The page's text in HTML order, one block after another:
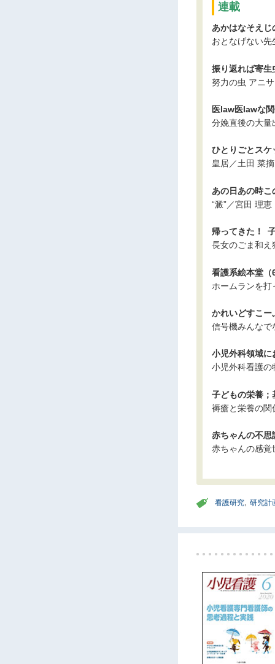
連載
あかはなそえじ
おとなげない先
振り返れば寄生
努力の虫 アニ
医law医lawな
分娩直後の大量
ひとりごとスケ
皇居／土田 菜摘
あの日あの時こ
“澱”／宮田 理恵
帰ってきた！
長女のごま和え
看護系絵本堂（
ホームランを
かれいどすこー
信号機みんなで
小児外科領域に
小児外科看護の
子どもの栄養；
褥瘡と栄養の関
赤ちゃんの不思
赤ちゃんの感覚
看護研究 研究計